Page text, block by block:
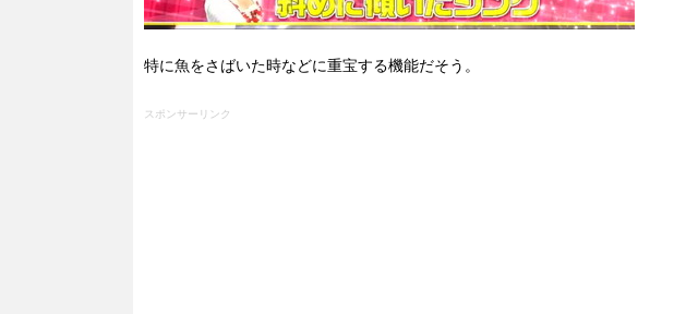
特に魚をさばいた時などに重宝する機能だそう。
スポンサーリンク